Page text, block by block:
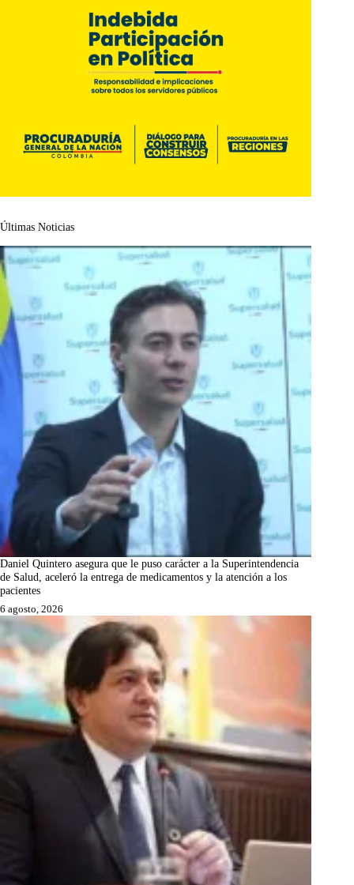
Últimas Noticias
Daniel Quintero asegura que le puso carácter a la Superintendencia
de Salud, aceleró la entrega de medicamentos y la atención a los
pacientes
6 agosto, 2026